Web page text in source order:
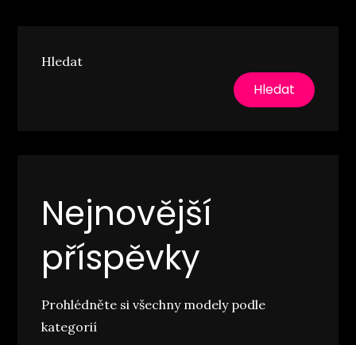
Hledat
Hledat
Nejnovější
příspěvky
Prohlédněte si všechny modely podle
kategorií